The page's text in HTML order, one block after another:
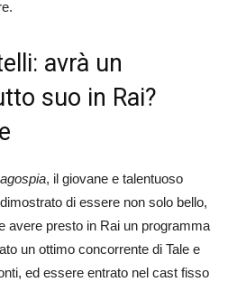
avrà un
suo in Rai?
, il giovane e talentuoso
di essere non solo bello,
avere presto in Rai un programma
un ottimo concorrente di Tale e
ed essere entrato nel cast fisso